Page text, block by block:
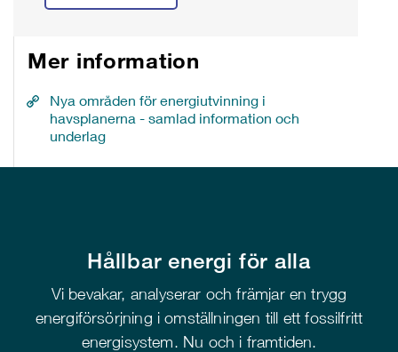
Mer information
Nya områden för energiutvinning i
havsplanerna - samlad information och
underlag
Hållbar energi för alla
Vi bevakar, analyserar och främjar en trygg
energiförsörjning i omställningen till ett fossilfritt
energisystem. Nu och i framtiden.